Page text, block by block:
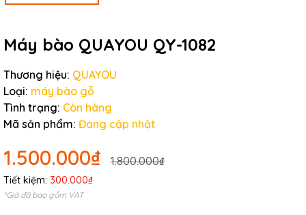
Máy bào QUAYOU QY-1082
Thương hiệu: QUAYOU
Loại: máy bào gỗ
Tình trạng: Còn hàng
Mã sản phẩm: Đang cập nhật
1.500.000₫ 1.800.000₫
Tiết kiệm: 300.000₫
*Giá đã bao gồm VAT